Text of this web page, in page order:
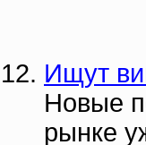
Ищут
Новые
рынке